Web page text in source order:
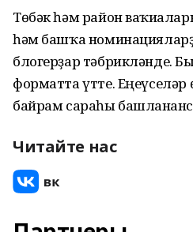
Төбәк һәм район
һәм башҡа
блогерҙар тәбрикләнде.
форматта үтте.
байрам сараһы
Читайте нас